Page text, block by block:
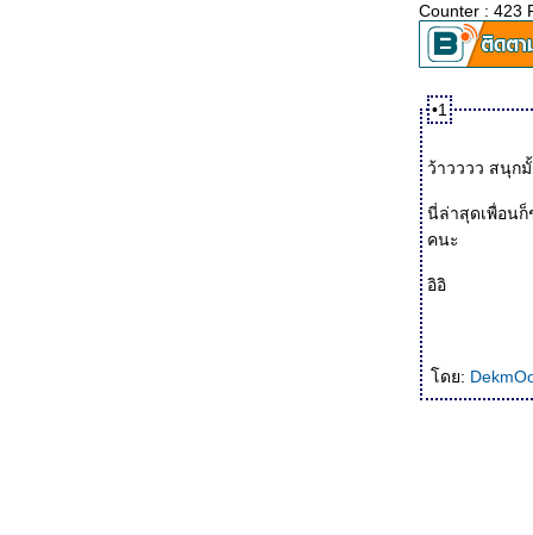
Counter : 423
•1
ว้าวววว สนุก
นี่ล่าสุดเพื่อนก็
คนะ
อิอิ
ดย: